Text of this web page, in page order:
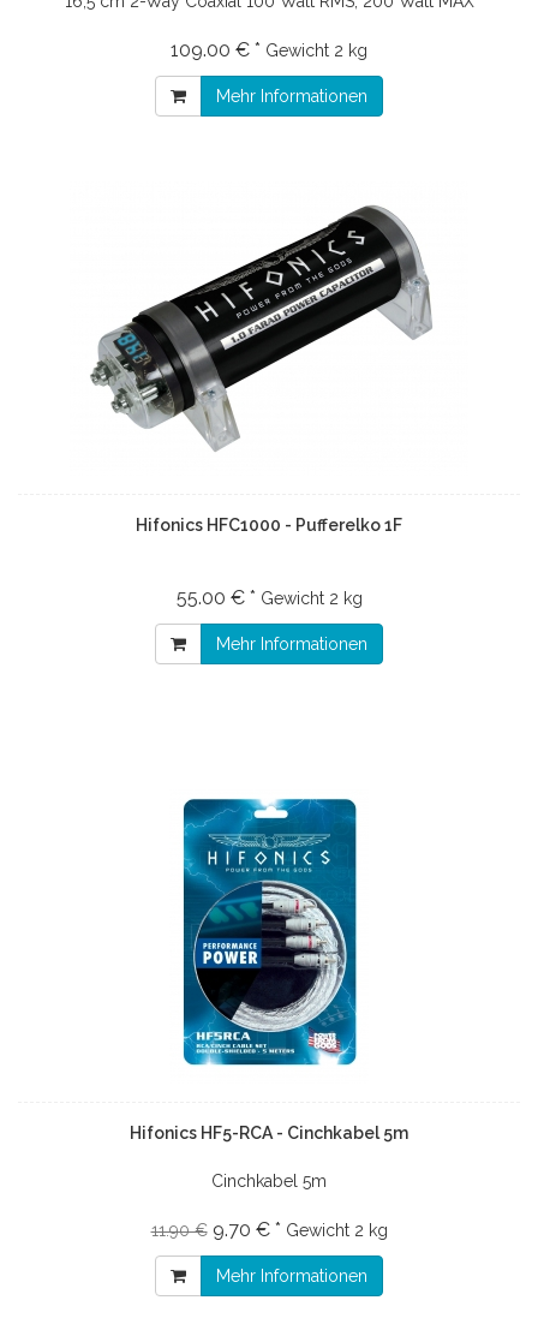
109.00 € * Gewicht 2 kg
Mehr Informationen
Hifonics HFC1000 - Pufferelko 1F
55.00 € * Gewicht 2 kg
Mehr Informationen
Hifonics HF5-RCA - Cinchkabel 5m
Cinchkabel 5m
11.90 € 9.70 € * Gewicht 2 kg
Mehr Informationen